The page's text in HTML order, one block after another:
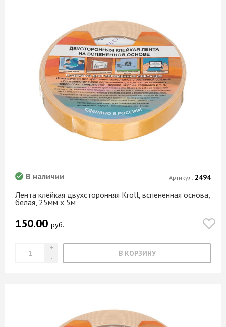
Лента клейкая двухсторонняя Kroll, вспененная основа,
белая, 25мм х 5м
В наличии
150.00 руб.
В КОРЗИНУ
Артикул: 2494